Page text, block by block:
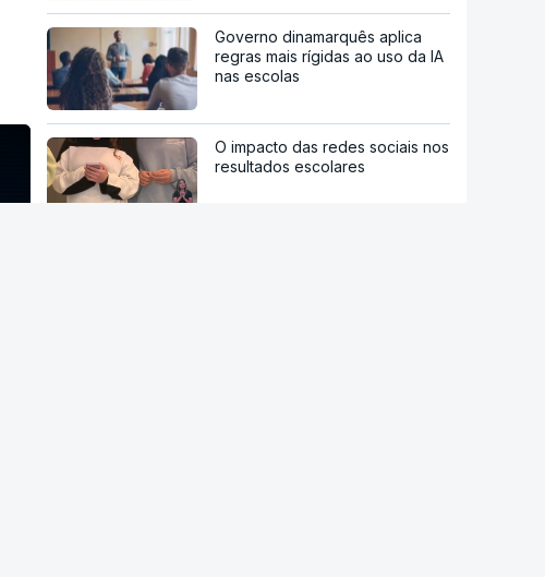
Governo dinamarquês aplica
regras mais rígidas ao uso da IA
nas escolas
O impacto das redes sociais nos
resultados escolares